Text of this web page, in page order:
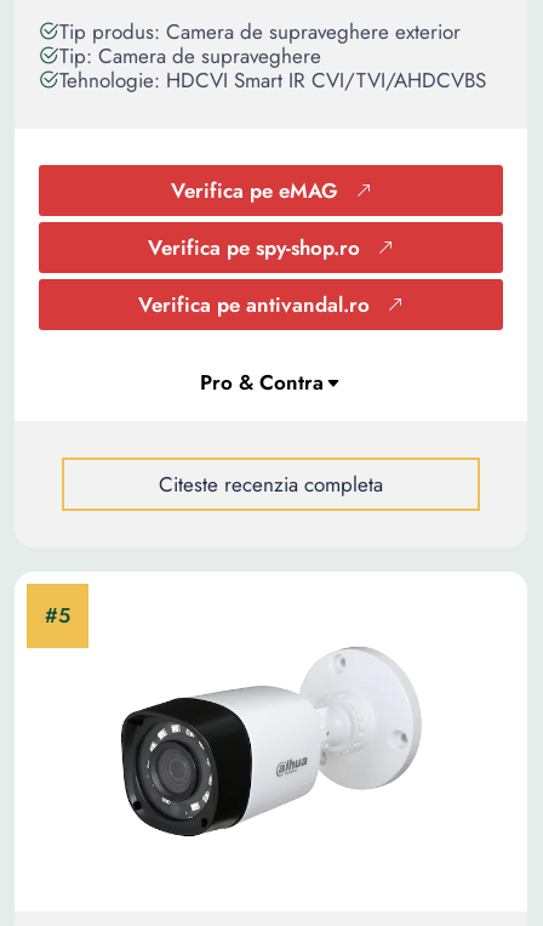
Tip produs: Camera de supraveghere exterior
Tip: Camera de supraveghere
Tehnologie: HDCVI Smart IR CVI/TVI/AHDCVBS
Verifica pe eMAG
Verifica pe spy-shop.ro
Verifica pe antivandal.ro
Citeste recenzia completa